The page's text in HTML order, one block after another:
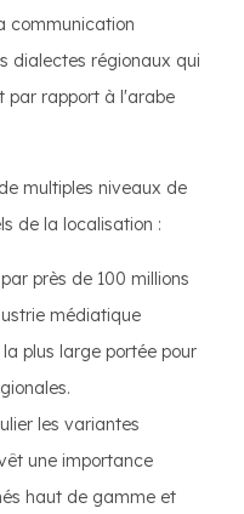
communication
dialectes régionaux qui
par rapport à l'arabe
multiples niveaux de
de la localisation :
près de 100 millions
médiatique
plus large portée pour
les variantes
une importance
haut de gamme et